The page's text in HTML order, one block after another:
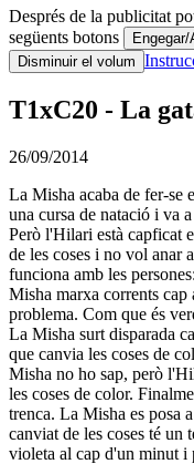
Després de la publicitat
següents botons
Engegar/
Disminuir el volum
T1xC20 - La
26/09/2014
La Misha acaba de fer-se
una cursa de natació i va
Però l'Hilari està capficat
de les coses i no vol anar
funciona amb les
Misha marxa corrents cap
problema. Com que és
La Misha surt disparada
que canvia les coses de
Misha no ho sap, però
les coses de color.
trenca. La Misha es posa
canviat de les coses té un
violeta al cap d'un minut i